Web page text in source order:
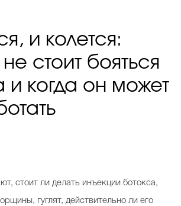
и колется:
стоит бояться
и когда он может
стоит ли делать инъекции ботокса,
гуглят, действительно ли его